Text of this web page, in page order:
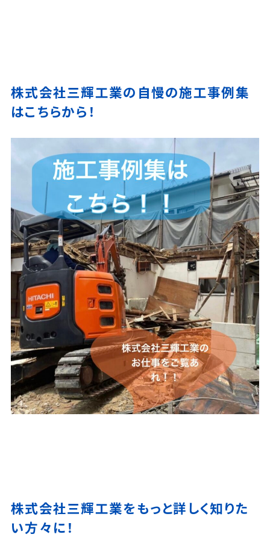
株式会社三輝工業の自慢の施工事例集
はこちらから！
株式会社三輝工業をもっと詳しく知りた
い方々に！